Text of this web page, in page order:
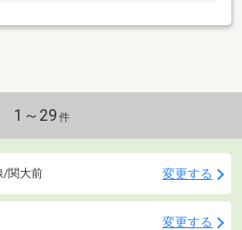
1～29 件
/関大前 変更する
変更する